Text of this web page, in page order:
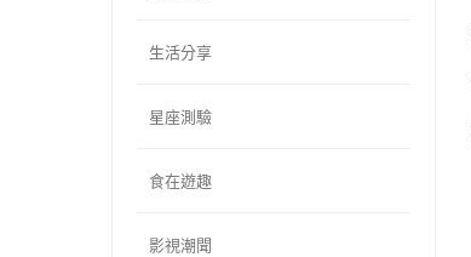
生活分享
星座測驗
食在遊趣
影視潮聞